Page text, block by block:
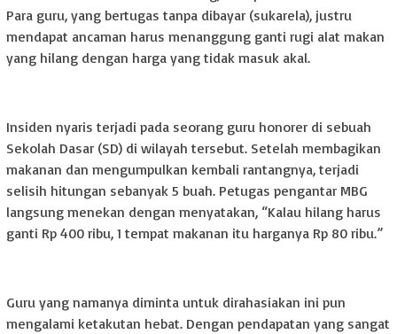
Para guru, yang bertugas tanpa dibayar (sukarela), justru
mendapat ancaman harus menanggung ganti rugi alat makan
yang hilang dengan harga yang tidak masuk akal.
Insiden nyaris terjadi pada seorang guru honorer di sebuah
Sekolah Dasar (SD) di wilayah tersebut. Setelah membagikan
makanan dan mengumpulkan kembali rantangnya, terjadi
selisih hitungan sebanyak 5 buah. Petugas pengantar MBG
langsung menekan dengan menyatakan, “Kalau hilang harus
ganti Rp 400 ribu, 1 tempat makanan itu harganya Rp 80 ribu.”
Guru yang namanya diminta untuk dirahasiakan ini pun
mengalami ketakutan hebat. Dengan pendapatan yang sangat